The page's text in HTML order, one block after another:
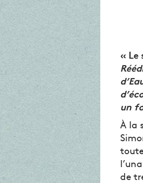
« Le
un
À la
de